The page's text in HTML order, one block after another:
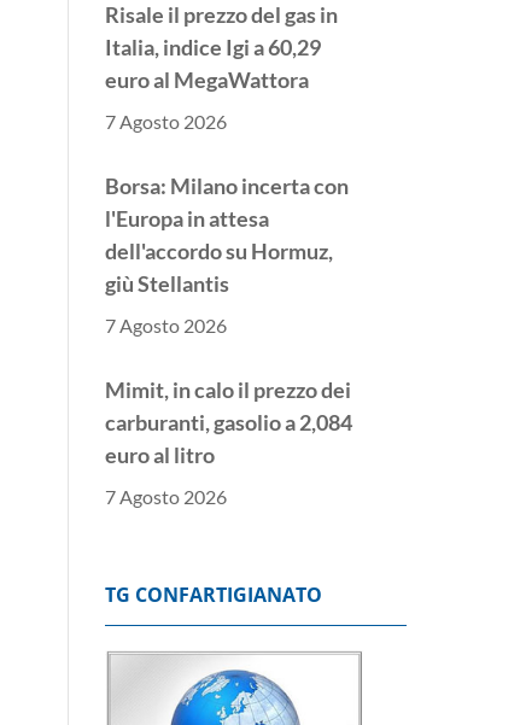
Risale il prezzo del gas in
Italia, indice Igi a 60,29
euro al MegaWattora
7 Agosto 2026
Borsa: Milano incerta con
l'Europa in attesa
dell'accordo su Hormuz,
giù Stellantis
7 Agosto 2026
Mimit, in calo il prezzo dei
carburanti, gasolio a 2,084
euro al litro
7 Agosto 2026
incerta, Londra piatta
Borsa: Milano apre in
TG CONFARTIGIANATO